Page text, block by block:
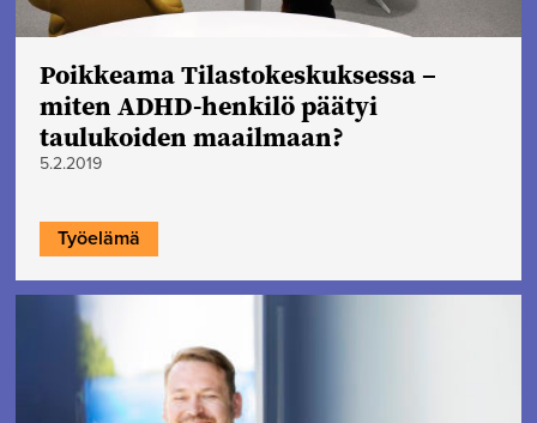
Poikkeama Tilastokeskuksessa –
miten ADHD-henkilö päätyi
taulukoiden maailmaan?
5.2.2019
Työelämä